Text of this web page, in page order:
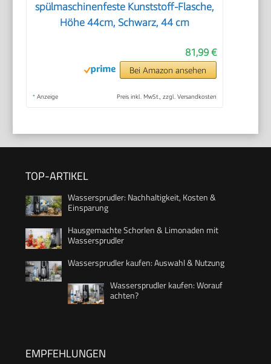
spülmaschinenfeste Kunststoff-Flasche,
Höhe 44cm, Schwarz, 44 cm
81,99 €
Bei Amazon ansehen
* Anzeige Preis inkl. MwSt., zzgl. Versandkosten
TOP-ARTIKEL
Wassersprudler: Nachhaltigkeit, Kosten &
Einsparung
Hausgemachte Schorlen & Limonaden mit
Wassersprudler
Wassersprudler kaufen: Auswahl & Nutzung
Wassersprudler kaufen: Worauf
achten?
EMPFEHLUNGEN